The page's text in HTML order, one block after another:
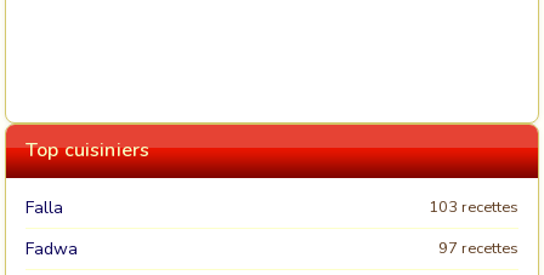
Top cuisiniers
Falla 103 recettes
Fadwa 97 recettes